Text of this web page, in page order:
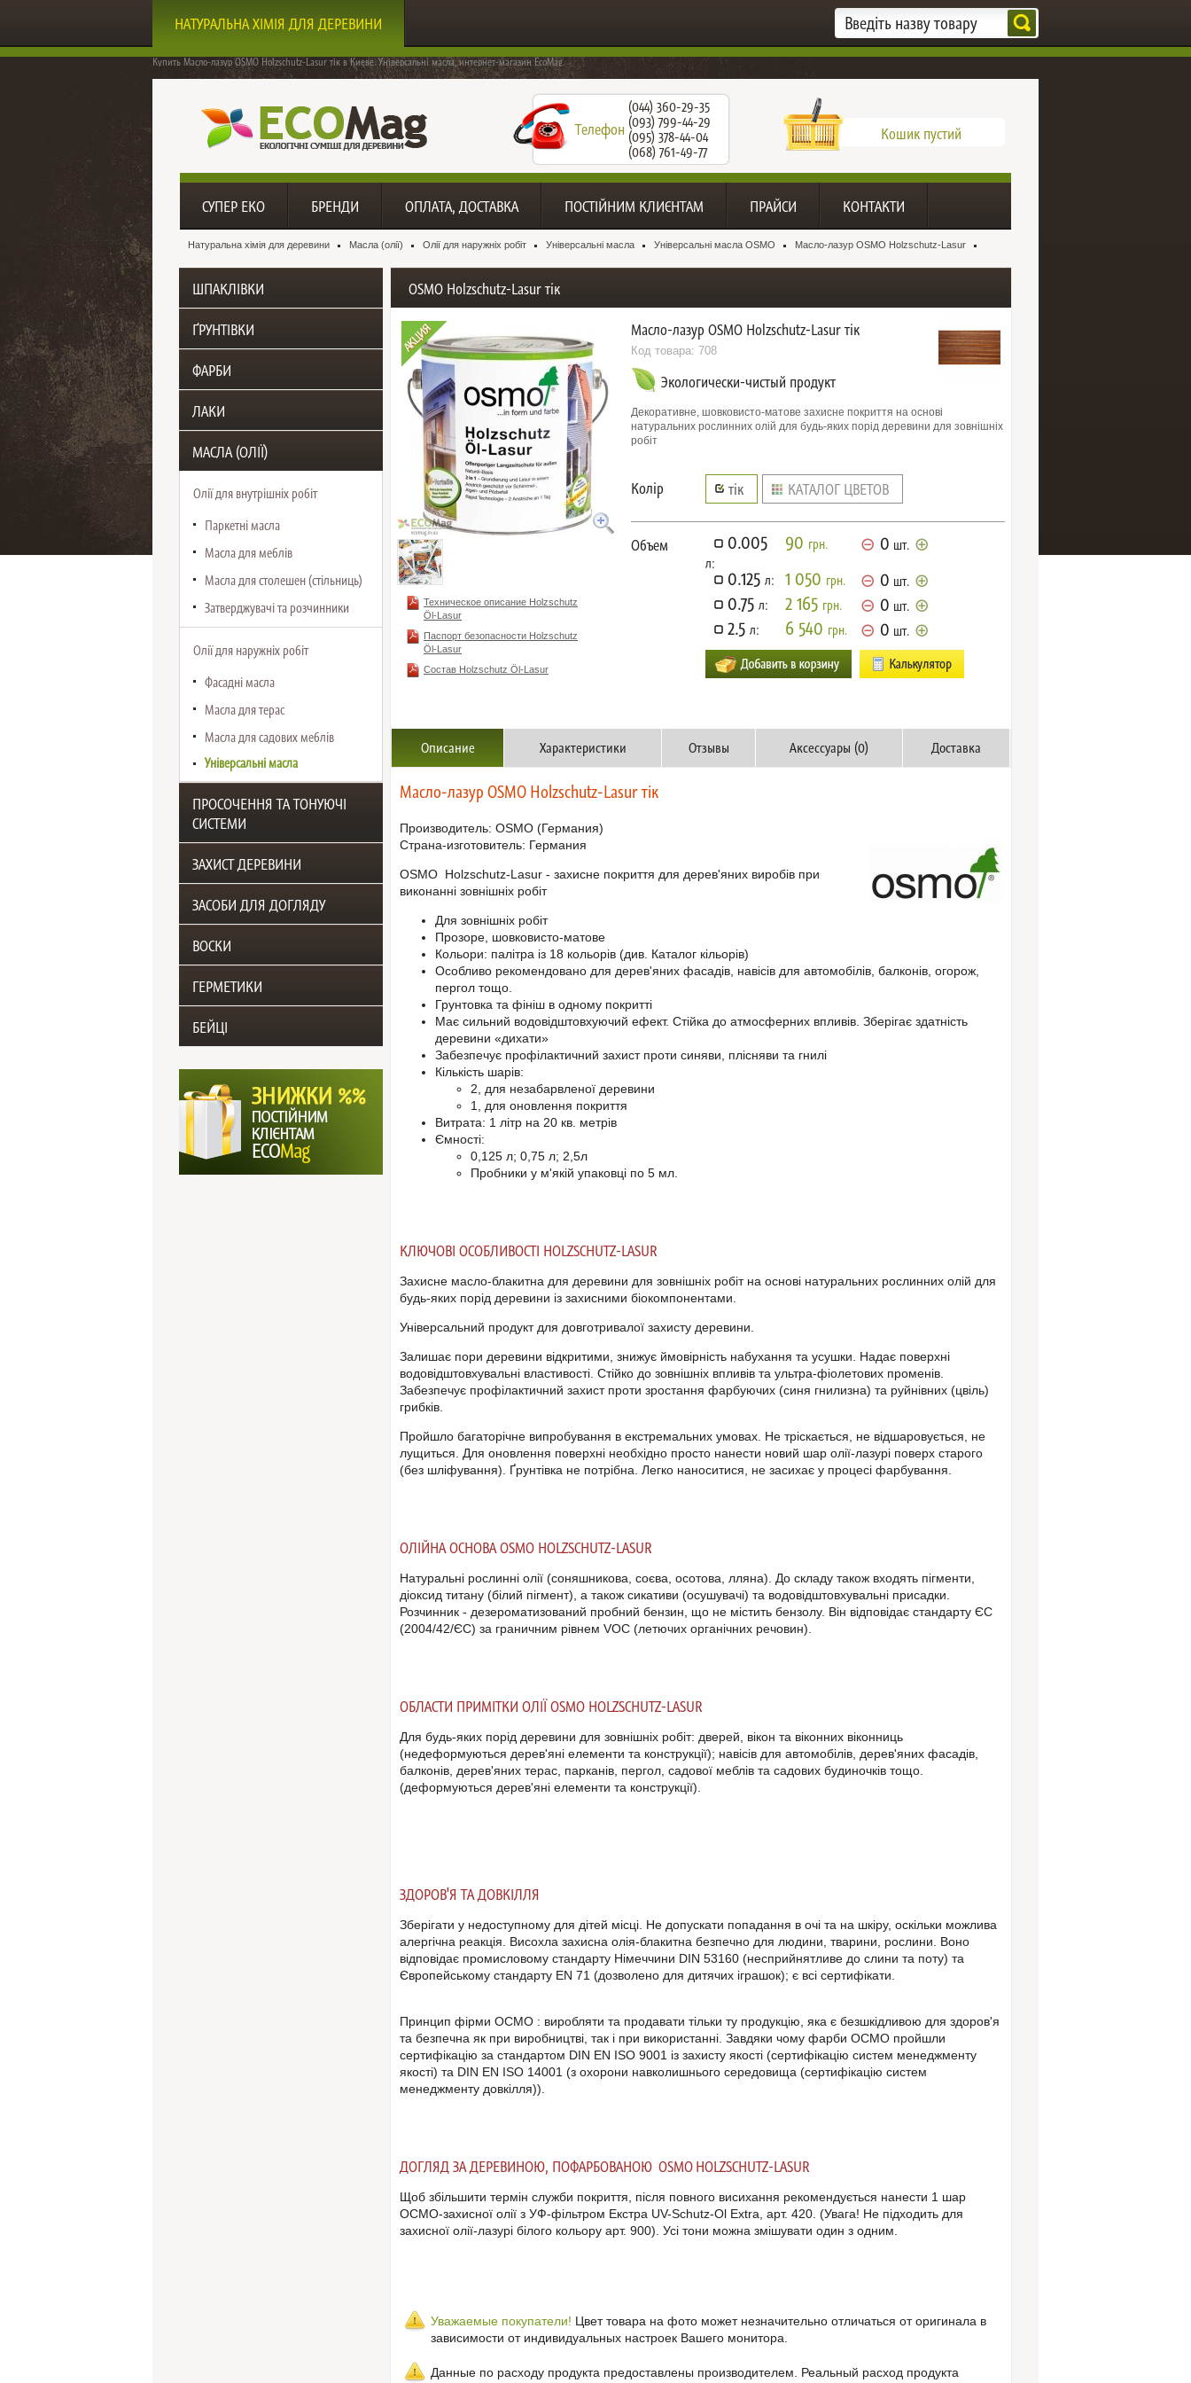
НАТУРАЛЬНА ХІМІЯ ДЛЯ ДЕРЕВИНИ
Купить Масло-лазур OSMO Holzschutz-Lasur тік в Киеве. Універсальні масла, интернет-магазин EcoMag.
СУПЕР ЕКО БРЕНДИ ОПЛАТА, ДОСТАВКА ПОСТІЙНИМ КЛИЄНТАМ ПРАЙСИ КОНТАКТИ
Натуральна хімія для деревини Масла (олії) Олії для наружніх робіт Універсальні масла Універсальні масла OSMO Масло-лазур OSMO Holzschutz-Lasur
OSMO Holzschutz-Lasur тік
Техническое описание Holzschutz
Öl-Lasur
Паспорт безопасности Holzschutz
Öl-Lasur
Состав Holzschutz Öl-Lasur
Масло-лазур OSMO Holzschutz-Lasur тік
Код товара: 708
Экологически-чистый продукт
Декоративне, шовковисто-матове захисне покриття на основі
натуральних рослинних олій для будь-яких порід деревини для зовнішніх
робіт
Колір тік КАТАЛОГ ЦВЕТОВ
Объем 0.005
л:
90 грн. 0 шт.
0.125 л: 1 050 грн. 0 шт.
0.75 л: 2 165 грн. 0 шт.
2.5 л: 6 540 грн. 0 шт.
Описание Характеристики Отзывы Аксессуары (0) Доставка
Масло-лазур OSMO Holzschutz-Lasur тік
Производитель: OSMO (Германия)
Страна-изготовитель: Германия
OSMO Holzschutz-Lasur - захисне покриття для дерев'яних виробів при
виконанні зовнішніх робіт
Для зовнішніх робіт
Прозоре, шовковисто-матове
Кольори: палітра із 18 кольорів (див. Каталог кільорів)
Особливо рекомендовано для дерев'яних фасадів, навісів для автомобілів, балконів, огорож,
пергол тощо.
Грунтовка та фініш в одному покритті
Має сильний водовідштовхуючий ефект. Стійка до атмосферних впливів. Зберігає здатність
деревини «дихати»
Забезпечує профілактичний захист проти синяви, плісняви ​​та гнилі
Кількість шарів:
2, для незабарвленої деревини
1, для оновлення покриття
Витрата: 1 літр на 20 кв. метрів
Ємності:
0,125 л; 0,75 л; 2,5л
Пробники у м'якій упаковці по 5 мл.
КЛЮЧОВІ ОСОБЛИВОСТІ HOLZSCHUTZ-LASUR
Захисне масло-блакитна для деревини для зовнішніх робіт на основі натуральних рослинних олій для
будь-яких порід деревини із захисними біокомпонентами.
Універсальний продукт для довготривалої захисту деревини.
Залишає пори деревини відкритими, знижує ймовірність набухання та усушки. Надає поверхні
водовідштовхувальні властивості. Стійко до зовнішніх впливів та ультра-фіолетових променів.
Забезпечує профілактичний захист проти зростання фарбуючих (синя гнилизна) та руйнівних (цвіль)
грибків.
Пройшло багаторічне випробування в екстремальних умовах. Не тріскається, не відшаровується, не
лущиться. Для оновлення поверхні необхідно просто нанести новий шар олії-лазурі поверх старого
(без шліфування). Ґрунтівка не потрібна. Легко наноситися, не засихає у процесі фарбування.
ОЛІЙНА ОСНОВАOSMO HOLZSCHUTZ-LASUR
Натуральні рослинні олії (соняшникова, соєва, осотова, лляна). До складу також входять пігменти,
діоксид титану (білий пігмент), а також сикативи (осушувачі) та водовідштовхувальні присадки.
Розчинник - дезероматизований пробний бензин, що не містить бензолу. Він відповідає стандарту ЄС
(2004/42/ЄС) за граничним рівнем VOC (летючих органічних речовин).
ОБЛАСТИ ПРИМІТКИ ОЛІЇ OSMO HOLZSCHUTZ-LASUR
Для будь-яких порід деревини для зовнішніх робіт: дверей, вікон та віконних віконниць
(недеформуються дерев'яні елементи та конструкції); навісів для автомобілів, дерев'яних фасадів,
балконів, дерев'яних терас, парканів, пергол, садової меблів та садових будиночків тощо.
(деформуються дерев'яні елементи та конструкції).
ЗДОРОВ'Я ТА ДОВКІЛЛЯ
Зберігати у недоступному для дітей місці. Не допускати попадання в очі та на шкіру, оскільки можлива
алергічна реакція. Висохла захисна олія-блакитна безпечно для людини, тварини, рослини. Воно
відповідає промисловому стандарту Німеччини DIN 53160 (несприйнятливе до слини та поту) та
Європейському стандарту EN 71 (дозволено для дитячих іграшок); є всі сертифікати.
Принцип фірми ОСМО : виробляти та продавати тільки ту продукцію, яка є безшкідливою для здоров'я
та безпечна як при виробництві, так і при використанні. Завдяки чому фарби ОСМО пройшли
сертифікацію за стандартом DIN EN ISO 9001 із захисту якості (сертифікацію систем менеджменту
якості) та DIN EN ISO 14001 (з охорони навколишнього середовища (сертифікацію систем
менеджменту довкілля)).
ДОГЛЯД ЗА ДЕРЕВИНОЮ, ПОФАРБОВАНОЮ OSMOHOLZSCHUTZ-LASUR
Щоб збільшити термін служби покриття, після повного висихання рекомендується нанести 1 шар
ОСМО-захисної олії з УФ-фільтром Екстра UV-Schutz-Ol Extra, арт. 420. (Увага! Не підходить для
захисної олії-лазурі білого кольору арт. 900). Усі тони можна змішувати один з одним.
Уважаемые покупатели! Цвет товара на фото может незначительно отличаться от оригинала в
зависимости от индивидуальных настроек Вашего монитора.
Данные по расходу продукта предоставлены производителем. Реальный расход продукта
ШПАКЛІВКИ
ҐРУНТІВКИ
ФАРБИ
ЛАКИ
МАСЛА (ОЛІЇ)
Олії для внутрішніх робіт
Паркетні масла
Масла для меблів
Масла для столешен (стільниць)
Затверджувачі та розчинники
Олії для наружніх робіт
Фасадні масла
Масла для терас
Масла для садових меблів
Універсальні масла
ПРОСОЧЕННЯ ТА ТОНУЮЧІ
СИСТЕМИ
ЗАХИСТ ДЕРЕВИНИ
ЗАСОБИ ДЛЯ ДОГЛЯДУ
ВОСКИ
ГЕРМЕТИКИ
БЕЙЦІ
Телефон
(044) 360-29-35
(093) 799-44-29
(095) 378-44-04
(068) 761-49-77
Кошик пустий